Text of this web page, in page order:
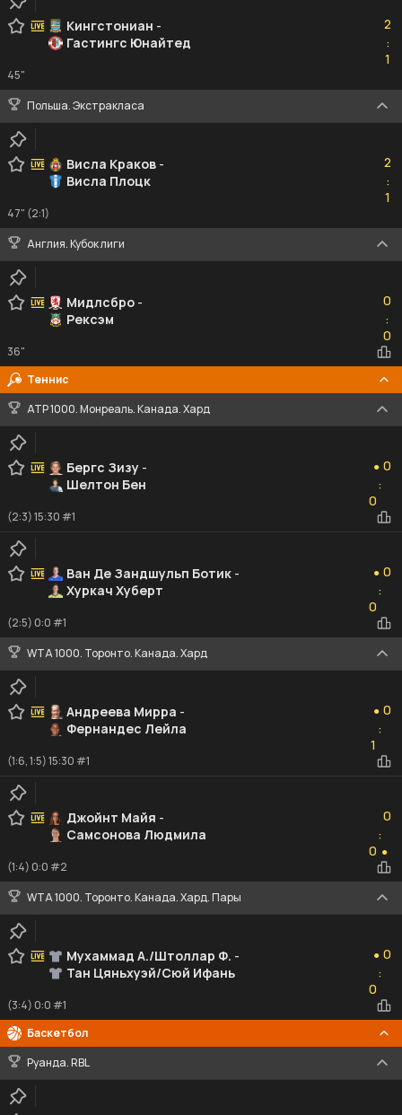
Кингстониан -
Гастингс Юнайтед
2
:1
1
45"
Польша. Экстракласа
Висла Краков -
Висла Плоцк
2
:1
1
47" (2:1)
Англия. Кубок лиги
Мидлсбро -
Рексэм
0
:0
0
36"
Теннис
ATP 1000. Монреаль. Канада. Хард
Бергс Зизу -
Шелтон Бен
● 0
:
0
(2:3) 15:30 #1
Ван Де Зандшульп Ботик -
Хуркач Хуберт
● 0
:
0
(2:5) 0:0 #1
WTA 1000. Торонто. Канада. Хард
Андреева Мирра -
Фернандес Лейла
● 0
:
1
(1:6, 1:5) 15:30 #1
Джойнт Майя -
Самсонова Людмила
0
:
0 ●
(1:4) 0:0 #2
WTA 1000. Торонто. Канада. Хард. Пары
Мухаммад А./Штоллар Ф. -
Тан Цяньхуэй/Сюй Ифань
● 0
:
0
(3:4) 0:0 #1
Баскетбол
Руанда. RBL